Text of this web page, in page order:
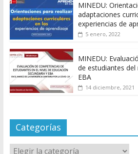
MINEDU:
adaptaciones
experiencias de
5 enero, 2022
MINEDU:
de estudiantes del
EBA
14 diciembre, 2021
Categorías
Categorías